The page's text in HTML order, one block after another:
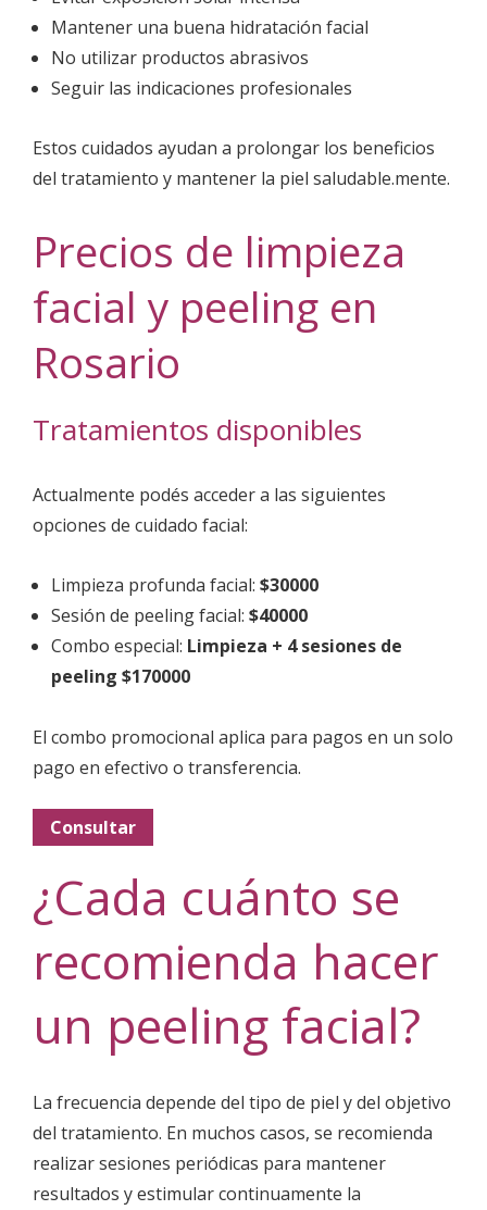
Mantener una buena hidratación facial
No utilizar productos abrasivos
Seguir las indicaciones profesionales
Estos cuidados ayudan a prolongar los beneficios
del tratamiento y mantener la piel saludable.mente.
Precios de limpieza
facial y peeling en
Rosario
Tratamientos disponibles
Actualmente podés acceder a las siguientes
opciones de cuidado facial:
Limpieza profunda facial:$30000
Sesión de peeling facial:$40000
Combo especial: Limpieza + 4 sesiones de
peeling $170000
El combo promocional aplica para pagos en un solo
pago en efectivo o transferencia.
Consultar
¿Cada cuánto se
recomienda hacer
un peeling facial?
La frecuencia depende del tipo de piel y del objetivo
del tratamiento. En muchos casos, se recomienda
realizar sesiones periódicas para mantener
resultados y estimular continuamente la